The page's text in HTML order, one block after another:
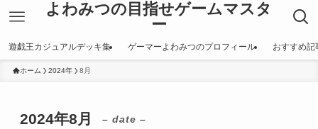
よわみつの目指せゲームマスタ
ー
遊戯王カジュアルデッキ集 ゲーマーよわみつのプロフィール おすすめ記
ホーム 2024年 8月
2024年8月 – date –